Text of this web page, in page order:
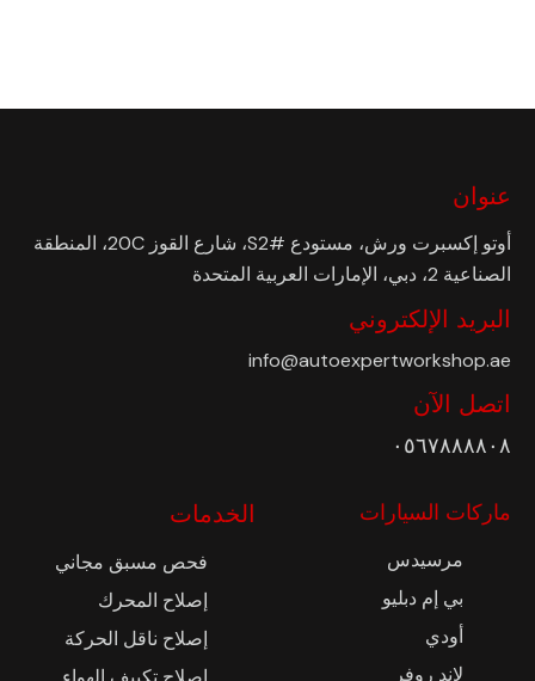
عنوان
أوتو إكسبرت ورش، مستودع #S2، شارع القوز 20C، المنطقة
الصناعية 2، دبي، الإمارات العربية المتحدة
البريد الإلكتروني
info@autoexpertworkshop.ae
اتصل الآن
٠٥٦٧٨٨٨٨٠٨
ماركات السيارات
مرسيدس
بي إم دبليو
أودي
لاند روفر
الخدمات
فحص مسبق مجاني
إصلاح المحرك
إصلاح ناقل الحركة